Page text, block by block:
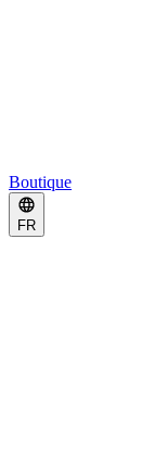
Boutique
FR